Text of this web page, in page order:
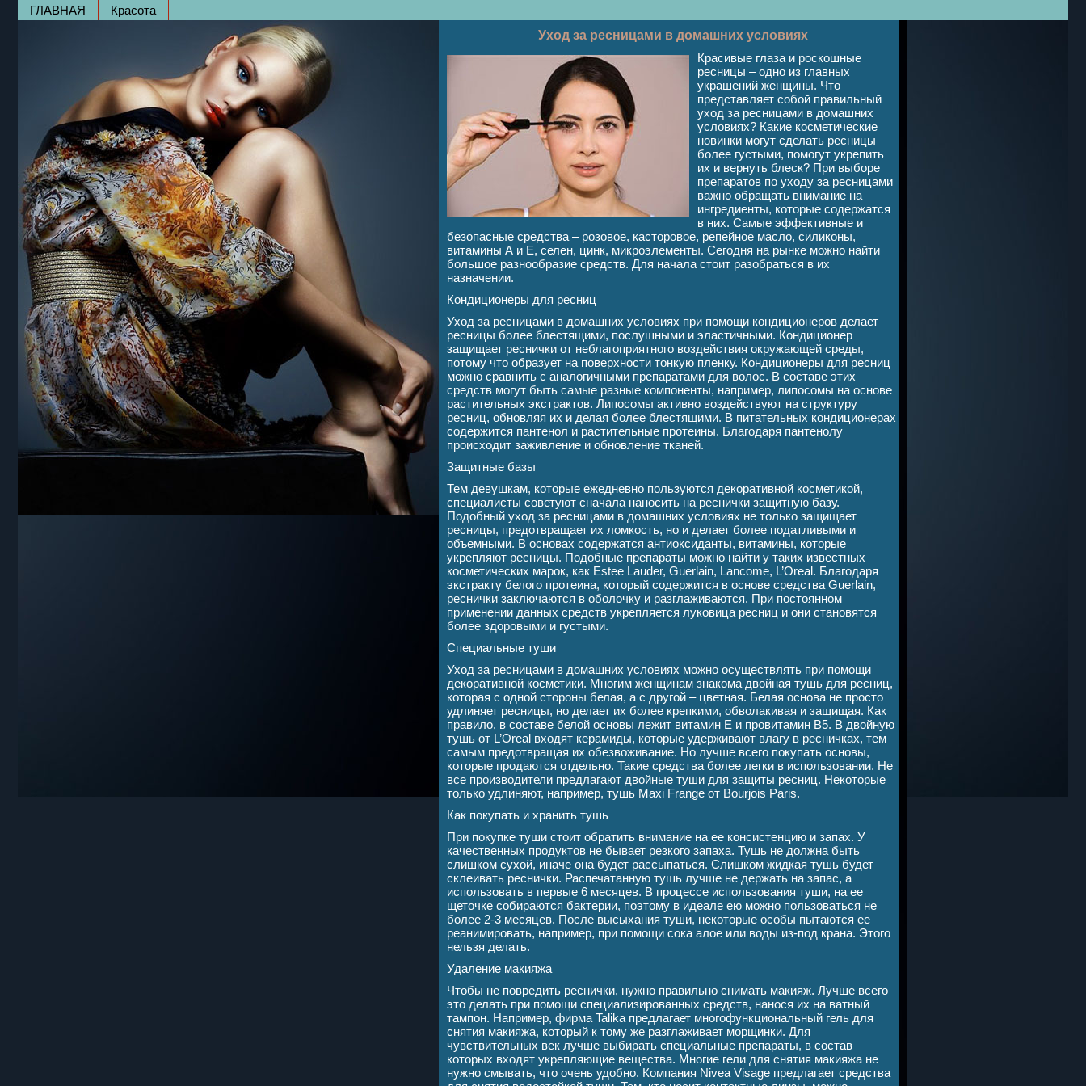
ГЛАВНАЯ
Красота
Уход за ресницами в домашних условиях
Красивые глаза и роскошные
ресницы – одно из главных
украшений женщины. Что
представляет собой правильный
уход за ресницами в домашних
условиях? Какие косметические
новинки могут сделать ресницы
более густыми, помогут укрепить
их и вернуть блеск? При выборе
препаратов по уходу за ресницами
важно обращать внимание на
ингредиенты, которые содержатся
в них. Самые эффективные и
безопасные средства – розовое, касторовое, репейное масло, силиконы,
витамины А и Е, селен, цинк, микроэлементы. Сегодня на рынке можно найти
большое разнообразие средств. Для начала стоит разобраться в их
назначении.
Кондиционеры для ресниц
Уход за ресницами в домашних условиях при помощи кондиционеров делает
ресницы более блестящими, послушными и эластичными. Кондиционер
защищает реснички от неблагоприятного воздействия окружающей среды,
потому что образует на поверхности тонкую пленку. Кондиционеры для ресниц
можно сравнить с аналогичными препаратами для волос. В составе этих
средств могут быть самые разные компоненты, например, липосомы на основе
растительных экстрактов. Липосомы активно воздействуют на структуру
ресниц, обновляя их и делая более блестящими. В питательных кондиционерах
содержится пантенол и растительные протеины. Благодаря пантенолу
происходит заживление и обновление тканей.
Защитные базы
Тем девушкам, которые ежедневно пользуются декоративной косметикой,
специалисты советуют сначала наносить на реснички защитную базу.
Подобный уход за ресницами в домашних условиях не только защищает
ресницы, предотвращает их ломкость, но и делает более податливыми и
объемными. В основах содержатся антиоксиданты, витамины, которые
укрепляют ресницы. Подобные препараты можно найти у таких известных
косметических марок, как Estee Lauder, Guerlain, Lancоme, L’Oreal. Благодаря
экстракту белого протеина, который содержится в основе средства Guerlain,
реснички заключаются в оболочку и разглаживаются. При постоянном
применении данных средств укрепляется луковица ресниц и они становятся
более здоровыми и густыми.
Специальные туши
Уход за ресницами в домашних условиях можно осуществлять при помощи
декоративной косметики. Многим женщинам знакома двойная тушь для ресниц,
которая с одной стороны белая, а с другой – цветная. Белая основа не просто
удлиняет ресницы, но делает их более крепкими, обволакивая и защищая. Как
правило, в составе белой основы лежит витамин Е и провитамин В5. В двойную
тушь от L’Oreal входят керамиды, которые удерживают влагу в ресничках, тем
самым предотвращая их обезвоживание. Но лучше всего покупать основы,
которые продаются отдельно. Такие средства более легки в использовании. Не
все производители предлагают двойные туши для защиты ресниц. Некоторые
только удлиняют, например, тушь Maxi Frange от Bourjois Paris.
Как покупать и хранить тушь
При покупке туши стоит обратить внимание на ее консистенцию и запах. У
качественных продуктов не бывает резкого запаха. Тушь не должна быть
слишком сухой, иначе она будет рассыпаться. Слишком жидкая тушь будет
склеивать реснички. Распечатанную тушь лучше не держать на запас, а
использовать в первые 6 месяцев. В процессе использования туши, на ее
щеточке собираются бактерии, поэтому в идеале ею можно пользоваться не
более 2-3 месяцев. После высыхания туши, некоторые особы пытаются ее
реанимировать, например, при помощи сока алое или воды из-под крана. Этого
нельзя делать.
Удаление макияжа
Чтобы не повредить реснички, нужно правильно снимать макияж. Лучше всего
это делать при помощи специализированных средств, нанося их на ватный
тампон. Например, фирма Talika предлагает многофункциональный гель для
снятия макияжа, который к тому же разглаживает морщинки. Для
чувствительных век лучше выбирать специальные препараты, в состав
которых входят укрепляющие вещества. Многие гели для снятия макияжа не
нужно смывать, что очень удобно. Компания Nivea Visage предлагает средства